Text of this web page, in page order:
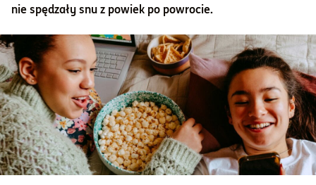
nie spędzały snu z powiek po powrocie.